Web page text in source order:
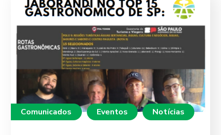
Comunicados Eventos Notícias